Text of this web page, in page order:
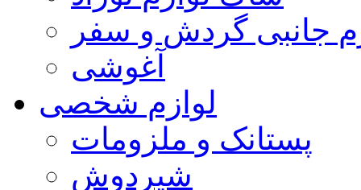
جانبی گردش و سفر
آغوشی
لوازم شخصی
پستانک و ملزومات
شیردوش